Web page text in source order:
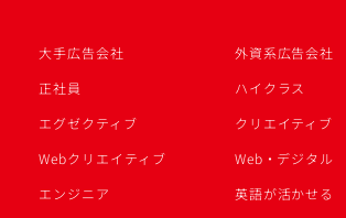
大手広告会社
外資系広告会社
正社員
ハイクラス
エグゼクティブ
クリエイティブ
Webクリエイティブ
Web・デジタル
エンジニア
英語が活かせる